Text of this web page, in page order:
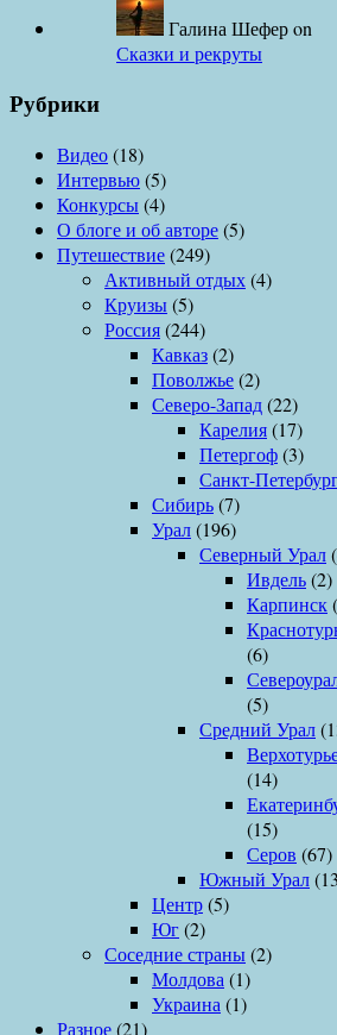
Галина Шеферon
Сказки и рекруты
Рубрики
Видео(18)
Интервью(5)
Конкурсы(4)
О блоге и об авторе(5)
Путешествие(249)
Активный отдых(4)
Круизы(5)
Россия(244)
Кавказ(2)
Поволжье(2)
Северо-Запад(22)
Карелия(17)
Петергоф(3)
Санкт-
Сибирь(7)
Урал(196)
Северный Урал
Ивдель(2)
Карпинск
(6)
(5)
Средний Урал
(14)
(15)
Серов (67)
Южный Урал
Центр(5)
Юг(2)
Соседние страны(2)
Молдова (1)
Украина (1)
Разное(21)